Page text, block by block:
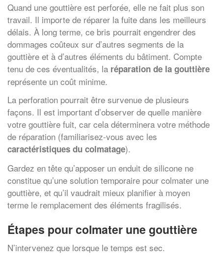
Quand une gouttière est perforée, elle ne fait plus son
travail. Il importe de réparer la fuite dans les meilleurs
délais. À long terme, ce bris pourrait engendrer des
dommages coûteux sur d’autres segments de la
gouttière et à d’autres éléments du bâtiment. Compte
tenu de ces éventualités, la réparation de la gouttière
représente un coût minime.
La perforation pourrait être survenue de plusieurs
façons. Il est important d’observer de quelle manière
votre gouttière fuit, car cela déterminera votre méthode
de réparation (familiarisez-vous avec les
caractéristiques du colmatage).
Gardez en tête qu’apposer un enduit de silicone ne
constitue qu’une solution temporaire pour colmater une
gouttière, et qu’il vaudrait mieux planifier à moyen
terme le remplacement des éléments fragilisés.
Étapes pour colmater une gouttière
N’intervenez que lorsque le temps est sec.